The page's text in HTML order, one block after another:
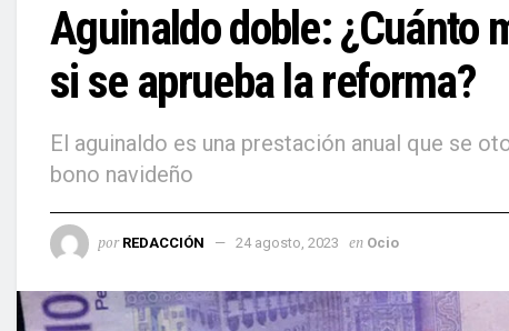
Aguinaldo doble: ¿Cuánto
si se aprueba la reforma?
El aguinaldo es una prestación anual que se
bono navideño
por REDACCIÓN 24 agosto, 2023 en Ocio